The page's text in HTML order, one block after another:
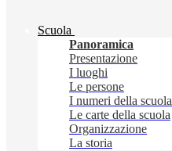
Scuola
Panoramica
Presentazione
I luoghi
Le persone
I numeri della scuola
Le carte della scuola
Organizzazione
La storia